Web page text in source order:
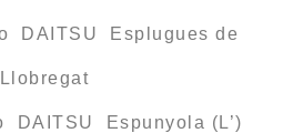
DAITSU Esplugues de
Llobregat
DAITSU Espunyola (L’)